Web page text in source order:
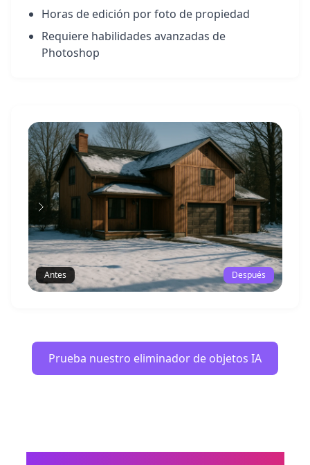
Horas de edición por foto de propiedad
Requiere habilidades avanzadas de
Photoshop
Antes Después
Prueba nuestro eliminador de objetos IA